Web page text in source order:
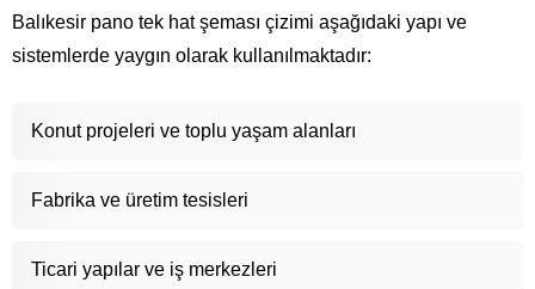
Balıkesir pano tek hat şeması çizimi aşağıdaki yapı ve
sistemlerde yaygın olarak kullanılmaktadır:
Konut projeleri ve toplu yaşam alanları
Fabrika ve üretim tesisleri
Ticari yapılar ve iş merkezleri